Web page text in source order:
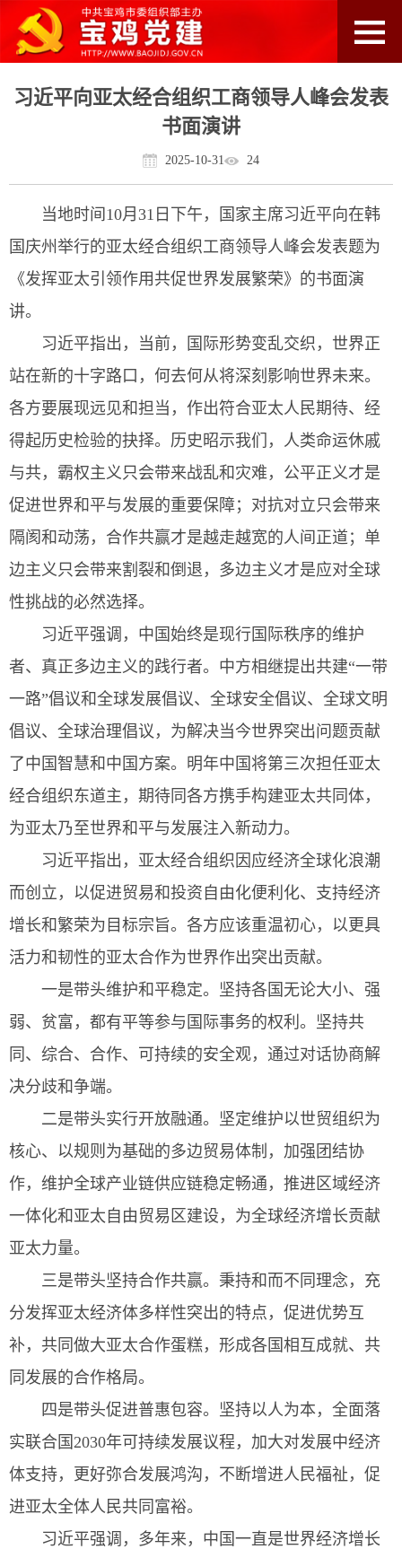
习近平向亚太经合组织工商领导人峰会发表
书面演讲
2025-10-31 24
当地时间10月31日下午，国家主席习近平向在韩
国庆州举行的亚太经合组织工商领导人峰会发表题为
《发挥亚太引领作用共促世界发展繁荣》的书面演
讲。
习近平指出，当前，国际形势变乱交织，世界正
站在新的十字路口，何去何从将深刻影响世界未来。
各方要展现远见和担当，作出符合亚太人民期待、经
得起历史检验的抉择。历史昭示我们，人类命运休戚
与共，霸权主义只会带来战乱和灾难，公平正义才是
促进世界和平与发展的重要保障；对抗对立只会带来
隔阂和动荡，合作共赢才是越走越宽的人间正道；单
边主义只会带来割裂和倒退，多边主义才是应对全球
性挑战的必然选择。
习近平强调，中国始终是现行国际秩序的维护
者、真正多边主义的践行者。中方相继提出共建“一带
一路”倡议和全球发展倡议、全球安全倡议、全球文明
倡议、全球治理倡议，为解决当今世界突出问题贡献
了中国智慧和中国方案。明年中国将第三次担任亚太
经合组织东道主，期待同各方携手构建亚太共同体，
为亚太乃至世界和平与发展注入新动力。
习近平指出，亚太经合组织因应经济全球化浪潮
而创立，以促进贸易和投资自由化便利化、支持经济
增长和繁荣为目标宗旨。各方应该重温初心，以更具
活力和韧性的亚太合作为世界作出突出贡献。
一是带头维护和平稳定。坚持各国无论大小、强
弱、贫富，都有平等参与国际事务的权利。坚持共
同、综合、合作、可持续的安全观，通过对话协商解
决分歧和争端。
二是带头实行开放融通。坚定维护以世贸组织为
核心、以规则为基础的多边贸易体制，加强团结协
作，维护全球产业链供应链稳定畅通，推进区域经济
一体化和亚太自由贸易区建设，为全球经济增长贡献
亚太力量。
三是带头坚持合作共赢。秉持和而不同理念，充
分发挥亚太经济体多样性突出的特点，促进优势互
补，共同做大亚太合作蛋糕，形成各国相互成就、共
同发展的合作格局。
四是带头促进普惠包容。坚持以人为本，全面落
实联合国2030年可持续发展议程，加大对发展中经济
体支持，更好弥合发展鸿沟，不断增进人民福祉，促
进亚太全体人民共同富裕。
习近平强调，多年来，中国一直是世界经济增长